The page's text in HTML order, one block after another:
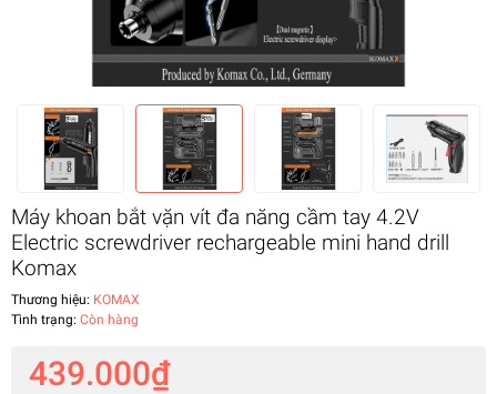
Máy khoan bắt vặn vít đa năng cầm tay 4.2V
Electric screwdriver rechargeable mini hand drill
Komax
Thương hiệu: KOMAX
Tình trạng: Còn hàng
439.000₫